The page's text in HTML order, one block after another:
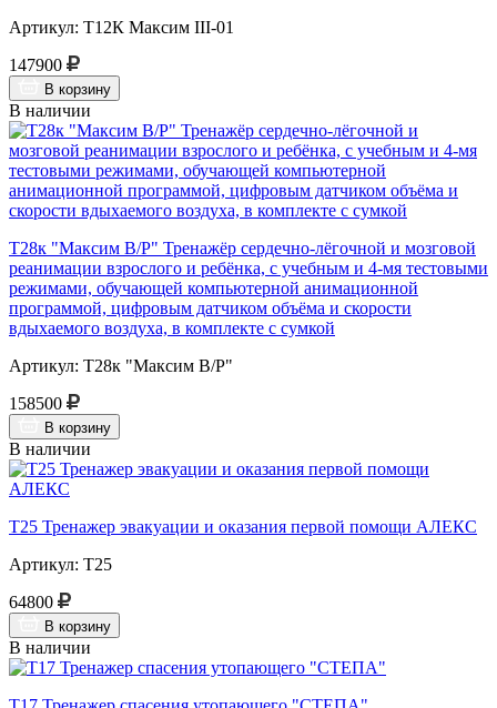
Артикул: Т12К Максим III-01
147900
В корзину
В наличии
Т28к "Максим В/Р" Тренажёр сердечно-лёгочной и мозговой
реанимации взрослого и ребёнка, с учебным и 4-мя тестовыми
режимами, обучающей компьютерной анимационной
программой, цифровым датчиком объёма и скорости
вдыхаемого воздуха, в комплекте с сумкой
Артикул: Т28к "Максим В/Р"
158500
В корзину
В наличии
Т25 Тренажер эвакуации и оказания первой помощи АЛЕКС
Артикул: Т25
64800
В корзину
В наличии